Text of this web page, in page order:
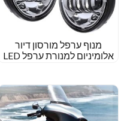
מנוף ערפל מורסון דיור
אלומיניום למנורת ערפל LED